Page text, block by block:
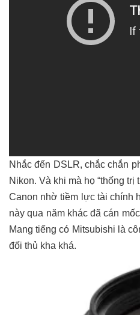
Nhắc đến DSLR, chắc chắn
Nikon. Và khi mà họ “thống
Canon nhờ tiềm lực tài chính
này qua năm khác đã cán
Mang tiếng có Mitsubishi là
đối thủ kha khá.